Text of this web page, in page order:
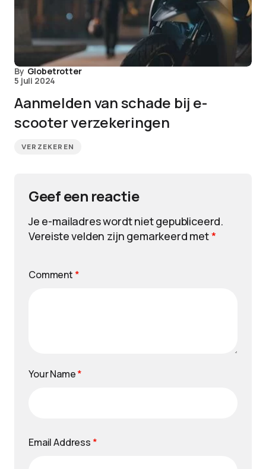
By Globetrotter
5 juli 2024
Aanmelden van schade bij e-
scooter verzekeringen
VERZEKEREN
Geef een reactie
Je e-mailadres wordt niet gepubliceerd.
Vereiste velden zijn gemarkeerd met*
Comment *
Your Name*
Email Address *